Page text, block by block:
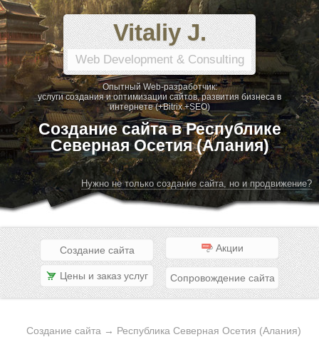
Vitaliy J.
Web Development & Consulting
Опытный Web-разработчик:
услуги создания и оптимизации сайтов, развития бизнеса в
интернете (+Bitrix +SEO)
Создание сайта в Республике
Северная Осетия (Алания)
Нужно не только создание сайта, но и продвижение?
Создание сайта Акции
Цены и заказ услуг Сопровождение сайта
Создание сайта → Республика Северная Осетия (Алания)